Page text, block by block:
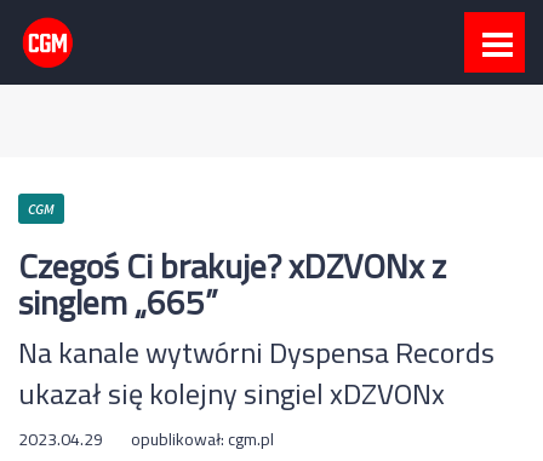
CGM
Czegoś Ci brakuje? xDZVONx z
singlem „665”
Na kanale wytwórni Dyspensa Records
ukazał się kolejny singiel xDZVONx
2023.04.29 opublikował:cgm.pl